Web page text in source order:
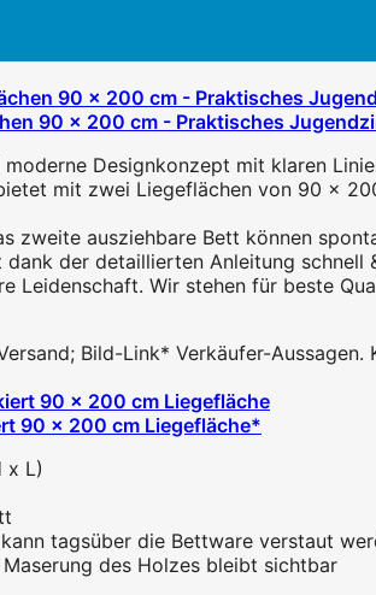
90 x 200 cm - Praktisches
moderne Designkonzept mit klaren
mit zwei Liegeflächen von 90 x
zweite ausziehbare Bett können
dank der detaillierten Anleitung
Leidenschaft. Wir stehen für beste
Bild-Link* Verkäufer-Aussagen.
90 x 200 cm Liegefläche*
x L)
tagsüber die Bettware verstaut
des Holzes bleibt sichtbar